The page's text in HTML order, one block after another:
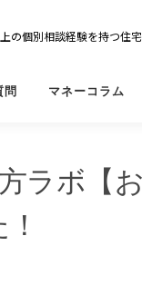
の個別相談経験を持つ住
問 マネーコラム
ラボ【